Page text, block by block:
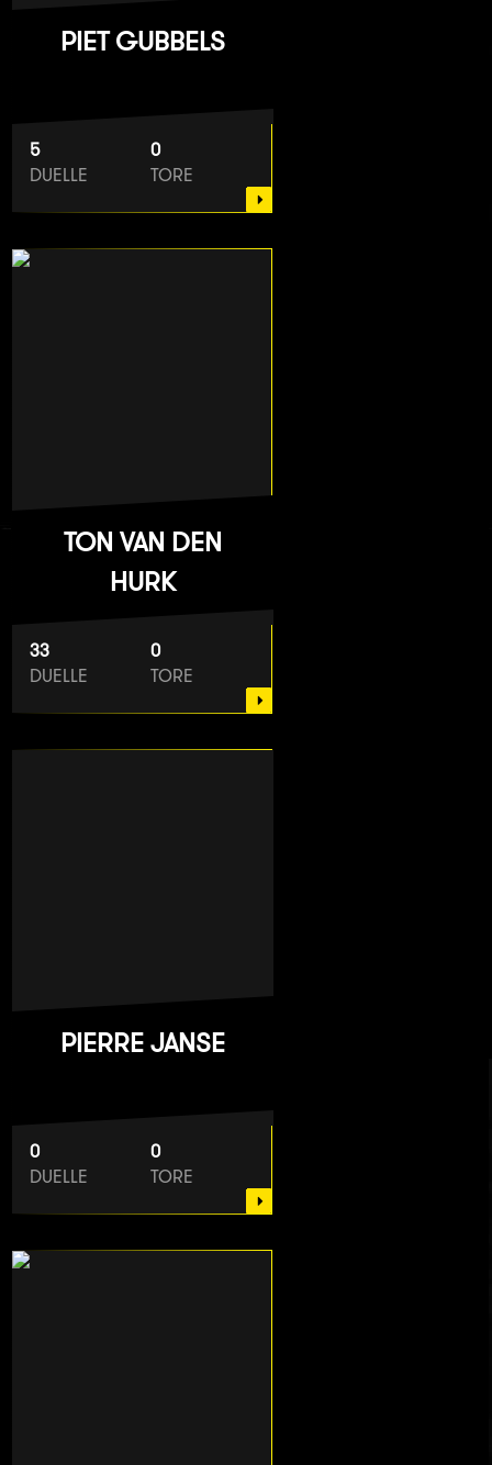
PIET GUBBELS
5
DUELLE
0
TORE
TON VAN DEN
HURK
33
DUELLE
0
TORE
PIERRE JANSE
0
DUELLE
0
TORE